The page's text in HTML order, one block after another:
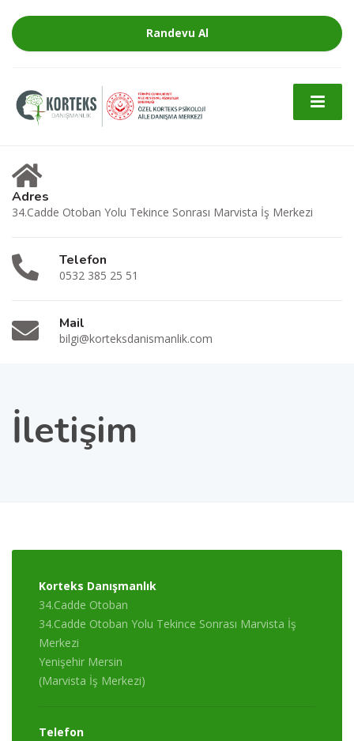
Randevu Al
Adres
34.Cadde Otoban Yolu Tekince Sonrası Marvista İş Merkezi
Telefon
0532 385 25 51
Mail
bilgi@korteksdanismanlik.com
İletişim
Korteks Danışmanlık
34.Cadde Otoban
34.Cadde Otoban Yolu Tekince Sonrası Marvista İş
Merkezi
Yenişehir Mersin
(Marvista İş Merkezi)
Telefon